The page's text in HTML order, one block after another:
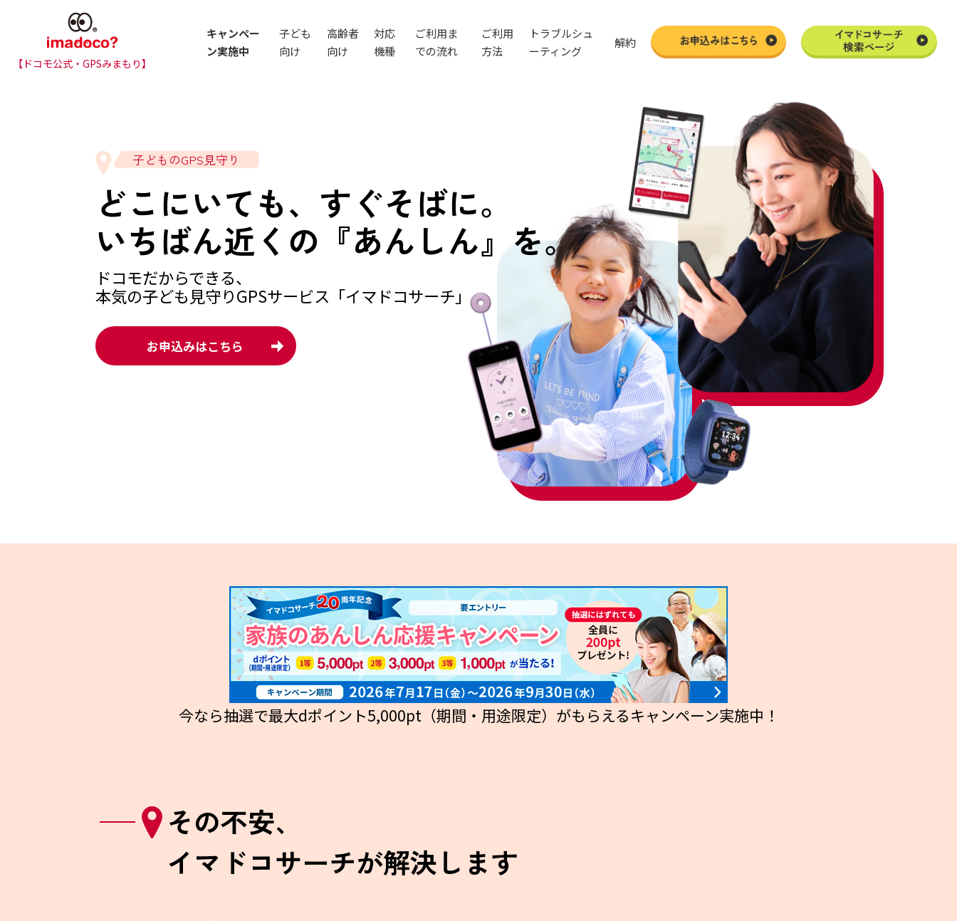
【ドコモ公式・GPSみまもり】
キャンペー
ン実施中
子ども
向け
高齢者
向け
対応
機種
ご利用ま
での流れ
ご利用
方法
トラブルシュ
ーティング
解約
子どものGPS見守り
どこにいても、 すぐそばに。
いちばん近くの 『あんしん』を。
ドコモだからできる、
本気の子ども見守りGPSサービス「イマドコサーチ」
お申込みはこちら
今なら抽選で最大dポイント5,000pt（期間・用途限定）がもらえるキャンペーン実施中！
その不安、
イマドコサーチが解決します